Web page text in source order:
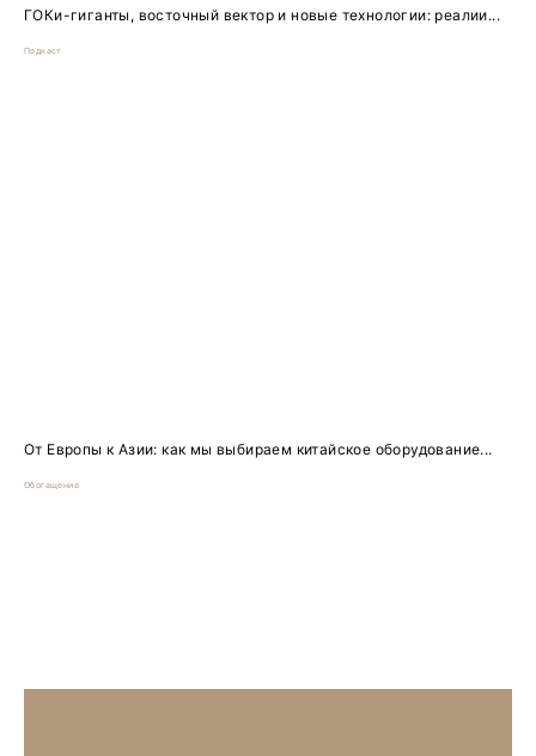
ГОКи-гиганты, восточный вектор и новые технологии: реалии...
Подкаст
От Европы к Азии: как мы выбираем китайское оборудование...
Обогащение